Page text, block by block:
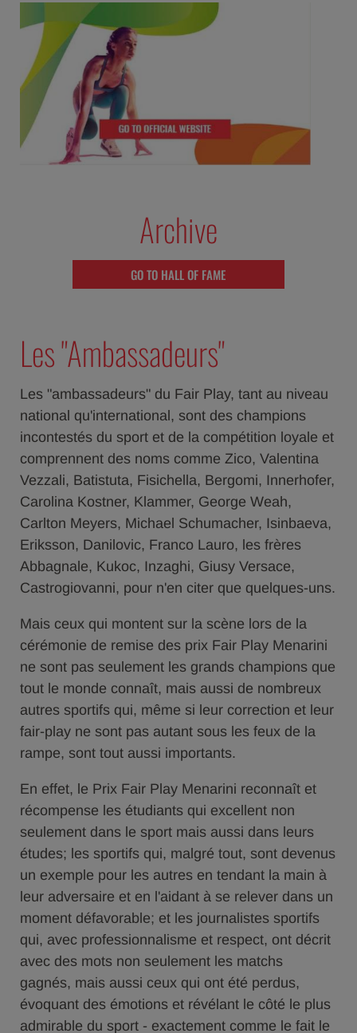
Archive
GO TO HALL OF FAME
Les "Ambassadeurs"
Les "ambassadeurs" du Fair Play, tant au niveau
national qu'international, sont des champions
incontestés du sport et de la compétition loyale et
comprennent des noms comme Zico, Valentina
Vezzali, Batistuta, Fisichella, Bergomi, Innerhofer,
Carolina Kostner, Klammer, George Weah,
Carlton Meyers, Michael Schumacher, Isinbaeva,
Eriksson, Danilovic, Franco Lauro, les frères
Abbagnale, Kukoc, Inzaghi, Giusy Versace,
Castrogiovanni, pour n'en citer que quelques-uns.
Mais ceux qui montent sur la scène lors de la
cérémonie de remise des prix Fair Play Menarini
ne sont pas seulement les grands champions que
tout le monde connaît, mais aussi de nombreux
autres sportifs qui, même si leur correction et leur
fair-play ne sont pas autant sous les feux de la
rampe, sont tout aussi importants.
En effet, le Prix Fair Play Menarini reconnaît et
récompense les étudiants qui excellent non
seulement dans le sport mais aussi dans leurs
études; les sportifs qui, malgré tout, sont devenus
un exemple pour les autres en tendant la main à
leur adversaire et en l'aidant à se relever dans un
moment défavorable; et les journalistes sportifs
qui, avec professionnalisme et respect, ont décrit
avec des mots non seulement les matchs
gagnés, mais aussi ceux qui ont été perdus,
évoquant des émotions et révélant le côté le plus
admirable du sport - exactement comme le fait le